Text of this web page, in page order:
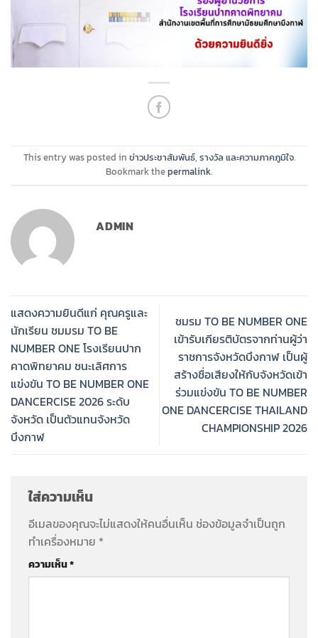
This entry was posted in ข่าวประชาสัมพันธ์, รางวัล และความภาคภูมิใจ.
Bookmark thepermalink.
ADMIN
แสดงความยินดีแก่ คุณครูและ
นักเรียน ชมมรม TO BE
NUMBER ONE โรงเรียนปาก
คาดพิทยาคม ชนะเลิศการ
แข่งขัน TO BE NUMBER ONE
DANCERCISE 2026 ระดับ
จังหวัด เป็นตัวแทนจังหวัด
บึงกาฬ
ชมรม TO BE NUMBER ONE
เข้ารับเกียรติบัตรจากท่านผู้ว่า
ราชการจังหวัดบึงกาฬ เป็นผู้
สร้างชื่อเสียงให้กับจังหวัดเข้า
ร่วมแข่งขัน TO BE NUMBER
ONE DANCERCISE THAILAND
CHAMPIONSHIP 2026
ใส่ความเห็น
อีเมลของคุณจะไม่แสดงให้คนอื่นเห็น ช่องข้อมูลจำเป็นถูก
ทำเครื่องหมาย *
ความเห็น*